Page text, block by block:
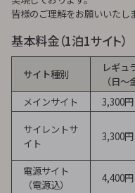
皆様のご理解をお願いいたし
基本料金（1泊1サイト）
サイト種別
レギュ
（日～
メインサイト
3,300円
サイレントサ
イト
3,300円
電源サイト
（電源込）
4,400円